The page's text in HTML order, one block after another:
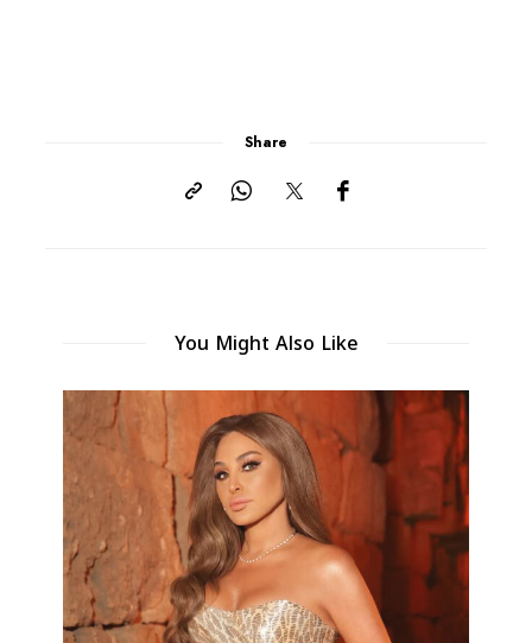
Share
You Might Also Like